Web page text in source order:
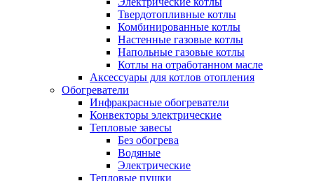
Твердотопливные котлы
Комбинированные котлы
Настенные газовые котлы
Напольные газовые котлы
Котлы на отработанном масле
Аксессуары для котлов отопления
Обогреватели
Инфракрасные обогреватели
Конвекторы электрические
Тепловые завесы
Без обогрева
Водяные
Электрические
Тепловые пушки